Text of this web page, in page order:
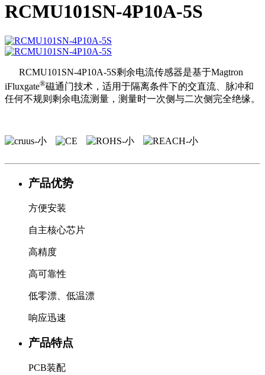
RCMU101SN-4P10A-5S
RCMU101SN-4P10A-5S剩余电流传感器是基于Magtron
iFluxgate®磁通门技术，适用于隔离条件下的交直流、脉冲和
任何不规则剩余电流测量，测量时一次侧与二次侧完全绝缘。
产品优势
方便安装
自主核心芯片
高精度
高可靠性
低零漂、低温漂
响应迅速
产品特点
PCB装配